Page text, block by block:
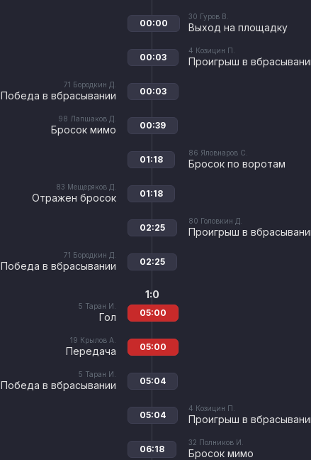
30 Гуров В.
Выход на площадку
00:00
4 Козицин П.
Проигрыш в
00:03
71 Бородкин Д.
Победа в вбрасывании 00:03
98 Лапшаков Д.
Бросок мимо 00:39
86 Яловнаров С.
Бросок по воротам
01:18
83 Мещеряков Д.
Отражен бросок 01:18
80 Головкин Д.
Проигрыш в
02:25
71 Бородкин Д.
Победа в вбрасывании 02:25
5 Таран И.
Гол
1:0
05:00
19 Крылов А.
Передача 05:00
5 Таран И.
Победа в вбрасывании 05:04
4 Козицин П.
Проигрыш в
05:04
32 Полников И.
Бросок мимо
06:18